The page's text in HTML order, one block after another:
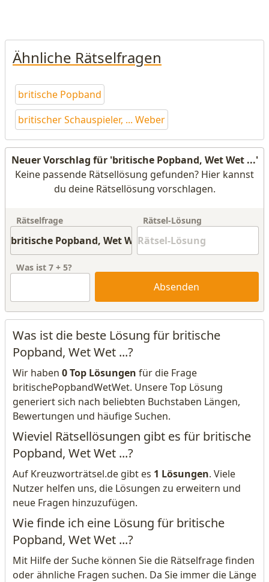
Ähnliche Rätselfragen
britische Popband
britischer Schauspieler, ... Weber
Neuer Vorschlag für 'britische Popband, Wet Wet ...'
Keine passende Rätsellösung gefunden? Hier kannst
du deine Rätsellösung vorschlagen.
Rätselfrage Rätsel-Lösung
Was ist 7 + 5?
Absenden
Was ist die beste Lösung für britische
Popband, Wet Wet ...?
Wir haben 0 Top Lösungen für die Frage
britischePopbandWetWet. Unsere Top Lösung
generiert sich nach beliebten Buchstaben Längen,
Bewertungen und häufige Suchen.
Wieviel Rätsellösungen gibt es für britische
Popband, Wet Wet ...?
Auf Kreuzworträtsel.de gibt es 1 Lösungen. Viele
Nutzer helfen uns, die Lösungen zu erweitern und
neue Fragen hinzuzufügen.
Wie finde ich eine Lösung für britische
Popband, Wet Wet ...?
Mit Hilfe der Suche können Sie die Rätselfrage finden
oder ähnliche Fragen suchen. Da Sie immer die Länge